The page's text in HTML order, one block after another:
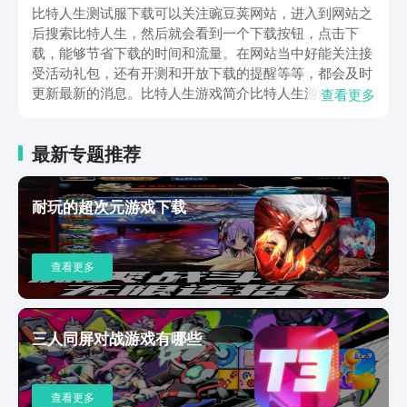
比特人生测试服下载可以关注豌豆荚网站，进入到网站之
后搜索比特人生，然后就会看到一个下载按钮，点击下
载，能够节省下载的时间和流量。在网站当中好能关注接
受活动礼包，还有开测和开放下载的提醒等等，都会及时
更新最新的消息。比特人生游戏简介比特人生游戏这是一
让更多的玩家有所选择，日常当中也增加了不少的节目玩
法，这是让你感受到什么叫做浓浓的乐趣。这款游戏在不
断发展的过程中，你可以根据自己的喜好选择各种的理财
活动，甚至还可以开一家自己喜欢的小店当商人等等。比
特人生在玩的时候确实会有着一定的优势，可以设计自己
的生活路线，体会到你不一样的人生。另外大型的社交系
统能够让你交到更多的朋友，整体的画面感简直太漂亮
了，互动的模式能给你带来了超棒的体验，在探索的过程
中你也发现人生的乐趣真的很多，你想要决定自己的人生
都可以满足你。比特人生测试服下载是不是伙伴已经了解
了呢？在了解之后，你赶快下载这款游戏吧，像现在游戏
当中，你肯定会遇到更多的好朋友，还能够体会游戏所带
来的乐趣。
查看更多
最新专题推荐
耐玩的超次元游戏下载
查看更多
三人同屏对战游戏有哪些
查看更多